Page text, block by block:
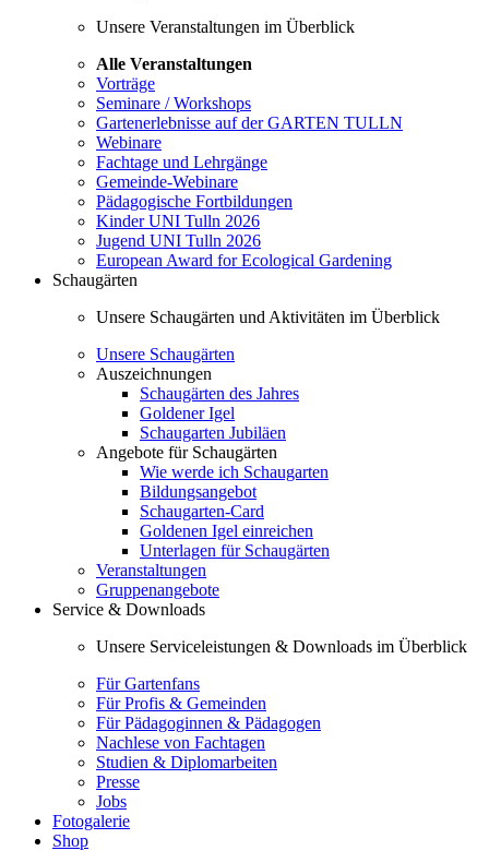
Unsere Veranstaltungen im Überblick
Alle Veranstaltungen
Vorträge
Seminare / Workshops
Gartenerlebnisse auf der GARTEN TULLN
Webinare
Fachtage und Lehrgänge
Gemeinde-Webinare
Pädagogische Fortbildungen
Kinder UNI Tulln 2026
Jugend UNI Tulln 2026
European Award for Ecological Gardening
Schaugärten
Unsere Schaugärten und Aktivitäten im Überblick
Unsere Schaugärten
Auszeichnungen
Schaugärten des Jahres
Goldener Igel
Schaugarten Jubiläen
Angebote für Schaugärten
Wie werde ich Schaugarten
Bildungsangebot
Schaugarten-Card
Goldenen Igel einreichen
Unterlagen für Schaugärten
Veranstaltungen
Gruppenangebote
Service & Downloads
Unsere Serviceleistungen & Downloads im Überblick
Für Gartenfans
Für Profis & Gemeinden
Für Pädagoginnen & Pädagogen
Nachlese von Fachtagen
Studien & Diplomarbeiten
Presse
Jobs
Fotogalerie
Shop